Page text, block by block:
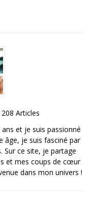
208 Articles
et je suis passionné
âge, je suis fasciné par
Sur ce site, je partage
et mes coups de cœur
dans mon univers !